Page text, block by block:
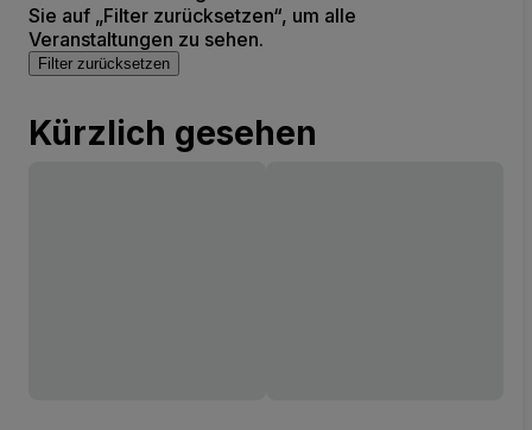
Sie auf „Filter zurücksetzen“, um alle
Veranstaltungen zu sehen.
Filter zurücksetzen
Kürzlich gesehen